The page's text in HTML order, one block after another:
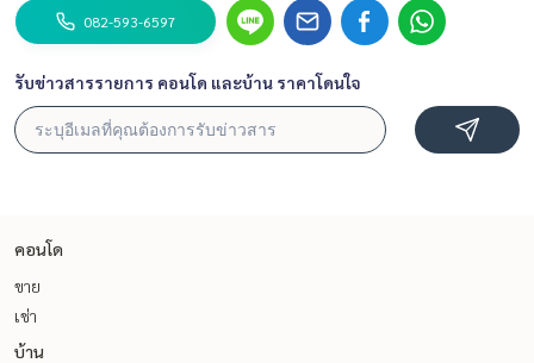
082-593-6597
รับข่าวสารรายการ คอนโด และบ้าน ราคาโดนใจ
คอนโด
ขาย
เช่า
บ้าน